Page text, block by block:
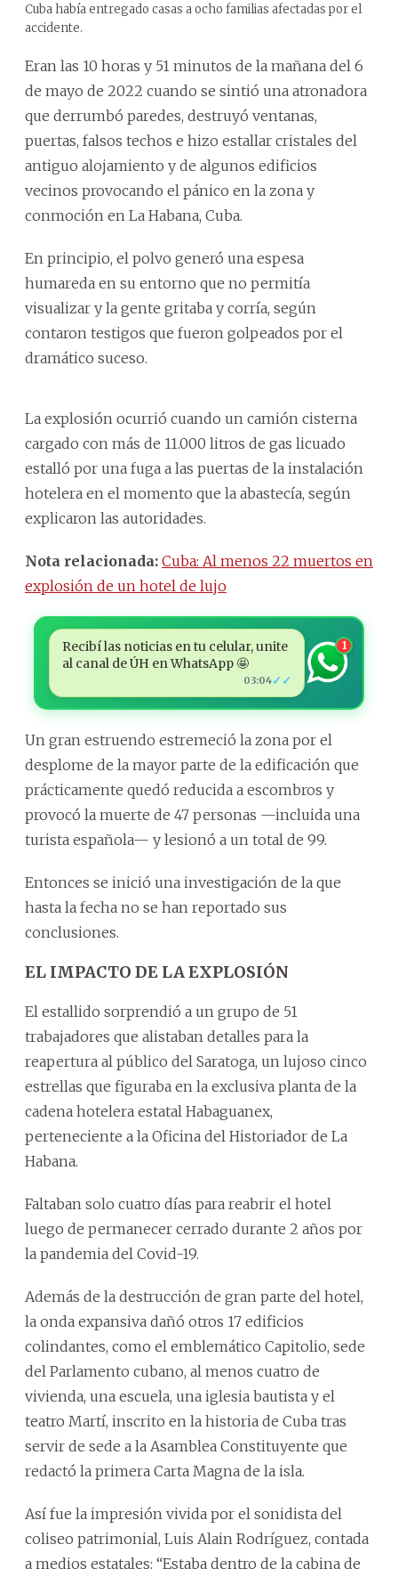
Cuba había entregado casas a ocho familias afectadas por el
accidente.
Eran las 10 horas y 51 minutos de la mañana del 6
de mayo de 2022 cuando se sintió una atronadora
que derrumbó paredes, destruyó ventanas,
puertas, falsos techos e hizo estallar cristales del
antiguo alojamiento y de algunos edificios
vecinos provocando el pánico en la zona y
conmoción en La Habana, Cuba.
En principio, el polvo generó una espesa
humareda en su entorno que no permitía
visualizar y la gente gritaba y corría, según
contaron testigos que fueron golpeados por el
dramático suceso.
La explosión ocurrió cuando un camión cisterna
cargado con más de 11.000 litros de gas licuado
estalló por una fuga a las puertas de la instalación
hotelera en el momento que la abastecía, según
explicaron las autoridades.
Nota relacionada: Cuba: Al menos 22 muertos en
explosión de un hotel de lujo
Recibí las noticias en tu celular, unite
al canal de ÚH en WhatsApp 🤩
03:04✓✓
1
Un gran estruendo estremeció la zona por el
desplome de la mayor parte de la edificación que
prácticamente quedó reducida a escombros y
provocó la muerte de 47 personas —incluida una
turista española— y lesionó a un total de 99.
Entonces se inició una investigación de la que
hasta la fecha no se han reportado sus
conclusiones.
EL IMPACTO DE LA EXPLOSIÓN
El estallido sorprendió a un grupo de 51
trabajadores que alistaban detalles para la
reapertura al público del Saratoga, un lujoso cinco
estrellas que figuraba en la exclusiva planta de la
cadena hotelera estatal Habaguanex,
perteneciente a la Oficina del Historiador de La
Habana.
Faltaban solo cuatro días para reabrir el hotel
luego de permanecer cerrado durante 2 años por
la pandemia del Covid-19.
Además de la destrucción de gran parte del hotel,
la onda expansiva dañó otros 17 edificios
colindantes, como el emblemático Capitolio, sede
del Parlamento cubano, al menos cuatro de
vivienda, una escuela, una iglesia bautista y el
teatro Martí, inscrito en la historia de Cuba tras
servir de sede a la Asamblea Constituyente que
redactó la primera Carta Magna de la isla.
Así fue la impresión vivida por el sonidista del
coliseo patrimonial, Luis Alain Rodríguez, contada
a medios estatales: “Estaba dentro de la cabina de